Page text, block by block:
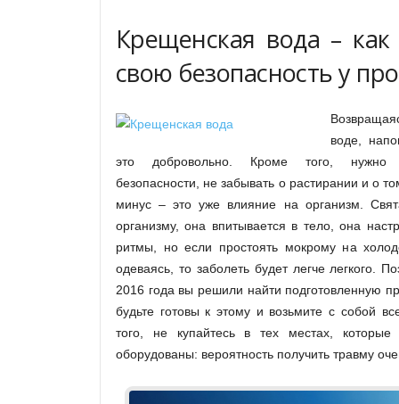
Крещенская вода – как
свою безопасность у
воде,
это добровольно. Кроме того, нужно
безопасности, не забывать о растирании и о
минус – это уже влияние на организм.
организму, она впитывается в тело, она
ритмы, но если простоять мокрому на
одеваясь, то заболеть будет легче легкого.
2016 года вы решили найти подготовленную
будьте готовы к этому и возьмите с собой
того, не купайтесь в тех местах,
оборудованы: вероятность получить травму